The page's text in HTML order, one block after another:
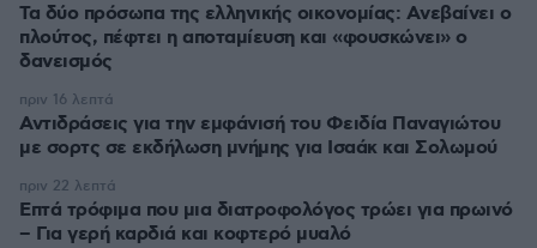
Τα δύο πρόσωπα της ελληνικής οικονομίας: Aνεβαίνει ο
πλούτος, πέφτει η αποταμίευση και «φουσκώνει» ο
δανεισμός
Αντιδράσεις για την εμφάνισή του Φειδία Παναγιώτου
με σορτς σε εκδήλωση μνήμης για Ισαάκ και Σολωμού
πριν 16 λεπτά
Επτά τρόφιμα που μια διατροφολόγος τρώει για πρωινό
– Για γερή καρδιά και κοφτερό μυαλό
πριν 22 λεπτά